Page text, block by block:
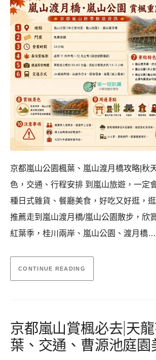
京都嵐山公園楓葉、嵐山渡月橋攻略|秋
色，交通、行程安排 到嵐山旅遊，一定
種日式雜貨、餐廳美食，好吃又好逛，
推薦走到嵐山渡月橋/嵐山公園散步，欣
紅葉季，桂川兩岸、嵐山公園、渡月橋…
CONTINUE READING
京都嵐山賞楓必去|天
葉、交通、曹源池庭園